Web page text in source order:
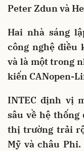
Peter Zdun và
Hai nhà sáng
công nghệ điều
và là một trong
kiến CANopen-
INTEC định vị
sâu về hệ
thị trường trải
Mỹ và châu